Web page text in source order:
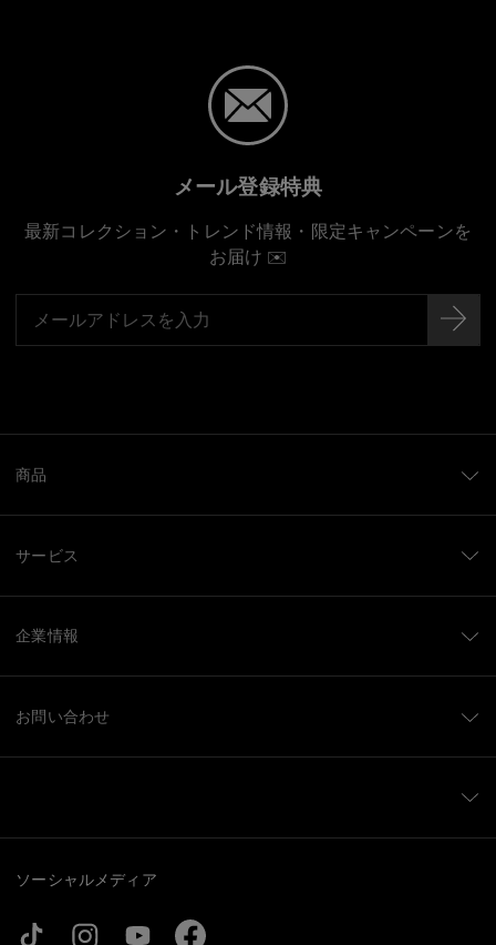
メール登録特典
最新コレクション・トレンド情報・限定キャンペーンを
お届け ✉️
商品
サービス
企業情報
お問い合わせ
ソーシャルメディア